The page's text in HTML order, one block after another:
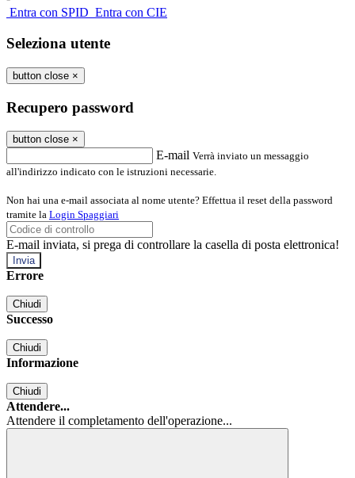
Entra con SPID Entra con CIE
Seleziona utente
button close ×
Recupero password
button close ×
E-mail Verrà inviato un messaggio
all'indirizzo indicato con le istruzioni necessarie.
Non hai una e-mail associata al nome utente? Effettua il reset della password
tramite la Login Spaggiari
E-mail inviata, si prega di controllare la casella di posta elettronica!
Errore
Chiudi
Successo
Chiudi
Informazione
Chiudi
Attendere...
Attendere il completamento dell'operazione...